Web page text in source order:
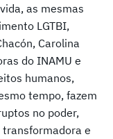
as mesmas
LGTBI,
Carolina
do INAMU e
humanos,
tempo, fazem
no poder,
transformadora e